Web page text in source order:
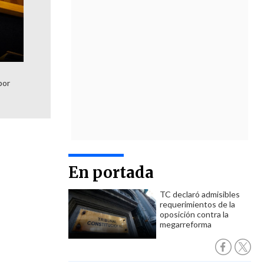
En portada
TC declaró admisibles
requerimientos de la
oposición contra la
megarreforma